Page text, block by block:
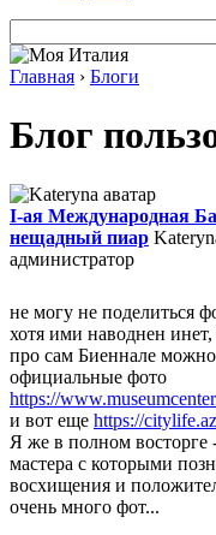
Главная › Блоги
Блог
I-ая Международная
нещадный пиар
администратор
не могу не поделиться
хотя ими наводнен инет,
про сам Биеннале можно
официальные фото
https://
и вот еще https://
Я же в полном восторге
мастера с которыми
восхищения и
очень много фот...